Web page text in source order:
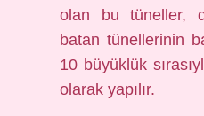
olan bu tüneller,
batan tünellerinin
10 büyüklük
olarak yapılır.